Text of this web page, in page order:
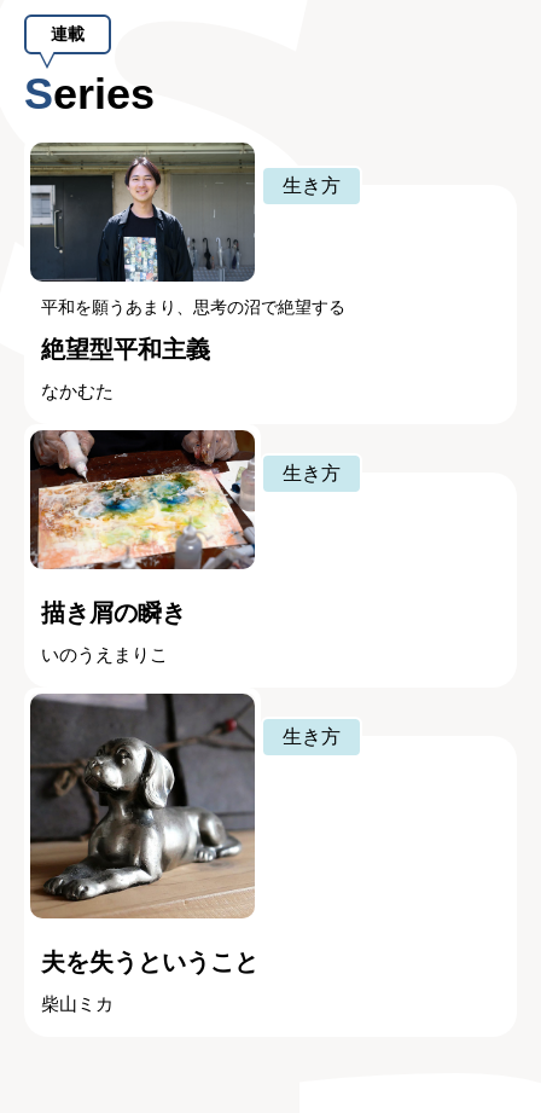
連載
Series
生き方
平和を願うあまり、思考の沼で絶望する
絶望型平和主義
なかむた
生き方
描き屑の瞬き
いのうえまりこ
生き方
夫を失うということ
柴山ミカ